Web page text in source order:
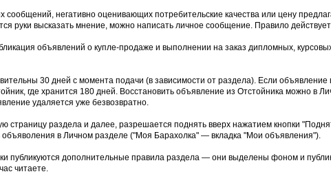
негативно оценивающих потребительские качества или цену
руки высказать мнение, можно написать личное сообщение. Правило
объявлений о купле-продаже и выполнении на заказ дипломных,
30 дней с момента подачи (в зависимости от раздела). Если
где хранится 180 дней. Восстановить объявление из Отстойника можно в
удаляется уже безвозвратно.
раздела и далее, разрешается поднять вверх нажатием кнопки
в Личном разделе ("Моя Барахолка" — вкладка "Мои объявления").
публикуются дополнительные правила раздела — они выделены фоном и
читаете.